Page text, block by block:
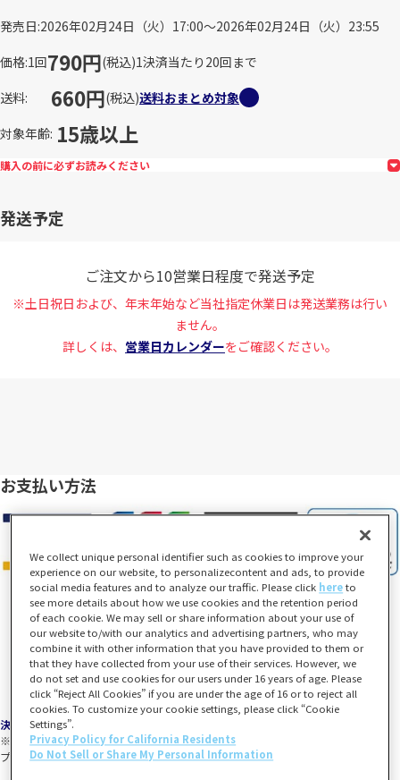
発売日 2026年02月24日（火）17:00～2026年02月24日（火）23:55
価格 1回790円(税込)1決済当たり20回まで
送料
660円(税込)送料おまとめ対象
対象年齢 15歳以上
購入の前に必ずお読みください
発送予定
ご注文から10営業日程度で発送予定
※土日祝日および、年末年始など当社指定休業日は発送業務は行い
ません。
詳しくは、 営業日カレンダーをご確認ください。
お支払い方法
決済について
※「一番くじONLINE」旧サイトとは利用可能なお支払い方法が異なります。
プレバンPay、メルペイはご利用いただけません。
We collect unique personal identifier such as cookies to improve your
experience on our website, to personalizecontent and ads, to provide
social media features and to analyze our traffic. Please click hereto
see more details about how we use cookies and the retention period
of each cookie. We may sell or share information about your use of
our website to/with our analytics and advertising partners, who may
combine it with other information that you have provided to them or
that they have collected from your use of their services. However, we
do not set and use cookies for our users under 16 years of age. Please
click “Reject All Cookies” if you are under the age of 16 or to reject all
cookies. To customize your cookie settings, please click “Cookie
Settings”.
Privacy Policy for California Residents
Do Not Sell or Share My Personal Information